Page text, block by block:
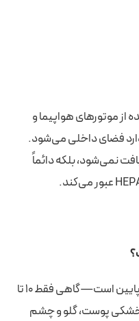
از موتورهای هواپیما و
فضای داخلی می‌شود.
نمی‌شود، بلکه دائماً
به دلیل ارتفاع زیاد، رطوبت هوا بسیار پایین است—گاهی فقط ۱۰ تا
خشکی پوست، گلو و چشم